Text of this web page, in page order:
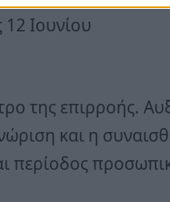
Ιουνίου
της επιρροής.
και η
περίοδος